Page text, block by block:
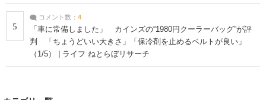
5
コメント数： 4
「車に常備しました」 カインズの“1980円クーラーバッグ”が評
判 「ちょうどいい大きさ」「保冷剤を止めるベルトが良い」
（1/5） | ライフ ねとらぼリサーチ